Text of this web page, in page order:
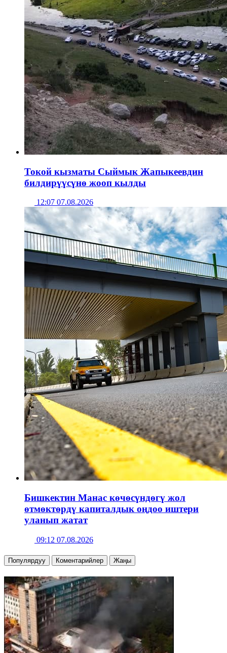
Токой кызматы Сыймык Жапыкеевдин
билдирүүсүнө жооп кылды
12:07 07.08.2026
Бишкектин Манас көчөсүндөгү жол
өтмөктөрдү капиталдык оңдоо иштери
уланып жатат
09:12 07.08.2026
Популярдуу Коментарийлер Жаңы